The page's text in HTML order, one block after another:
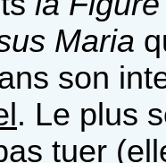
Maria
son
. Le plus
tuer